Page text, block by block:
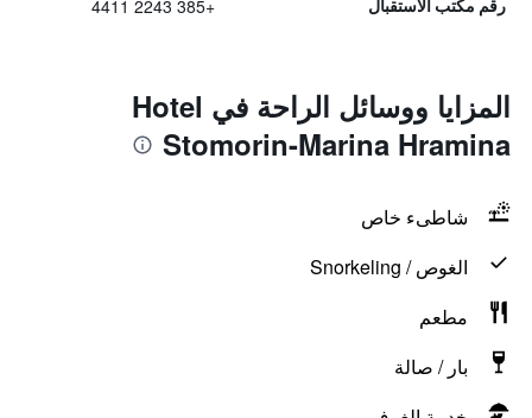
رقم مكتب الاستقبال +385 2243 4411
المزايا ووسائل الراحة في Hotel
Stomorin-Marina Hramina
شاطىء خاص
الغوص / Snorkeling
مطعم
بار / صالة